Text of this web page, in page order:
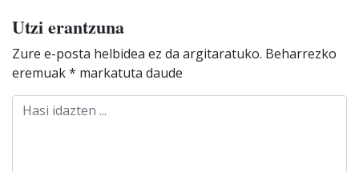
Utzi erantzuna
Zure e-posta helbidea ez da argitaratuko. Beharrezko
eremuak* markatuta daude